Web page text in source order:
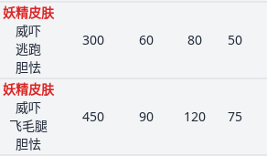
妖精皮肤
威吓
逃跑
胆怯
300 60 80 50
妖精皮肤
威吓
飞毛腿
胆怯
450 90 120 75